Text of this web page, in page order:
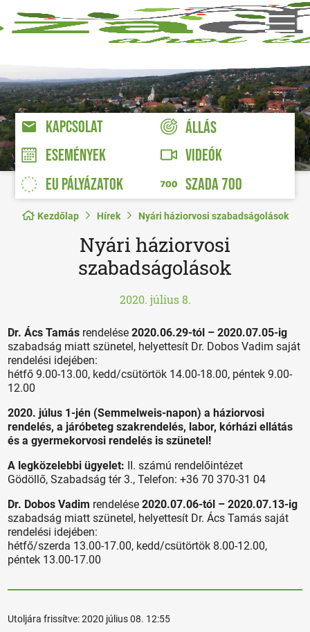
KAPCSOLAT
ÁLLÁS
ESEMÉNYEK
VIDEÓK
EU PÁLYÁZATOK
SZADA 700
Kezdőlap Hírek Nyári háziorvosi szabadságolások
Nyári háziorvosi
szabadságolások
2020. július 8.
Dr. Ács Tamás rendelése2020.06.29-tól – 2020.07.05-ig
szabadság miatt szünetel, helyettesít Dr. Dobos Vadim saját
rendelési idejében:
hétfő 9.00-13.00, kedd/csütörtök 14.00-18.00, péntek 9.00-
12.00
2020. júlus 1-jén (Semmelweis-napon) a háziorvosi
rendelés, a járóbeteg szakrendelés, labor, kórházi ellátás
és a gyermekorvosi rendelés is szünetel!
A legközelebbi ügyelet:
II. számú rendelőintézet
Gödöllő, Szabadság tér 3., Telefon: +36 70 370-31 04
Dr. Dobos Vadim rendelése2020.07.06-tól – 2020.07.13-ig
szabadság miatt szünetel, helyettesít Dr. Ács Tamás saját
rendelési idejében:
hétfő/szerda 13.00-17.00, kedd/csütörtök 8.00-12.00,
péntek 13.00-17.00
Utoljára frissítve:2020 július 08. 12:55